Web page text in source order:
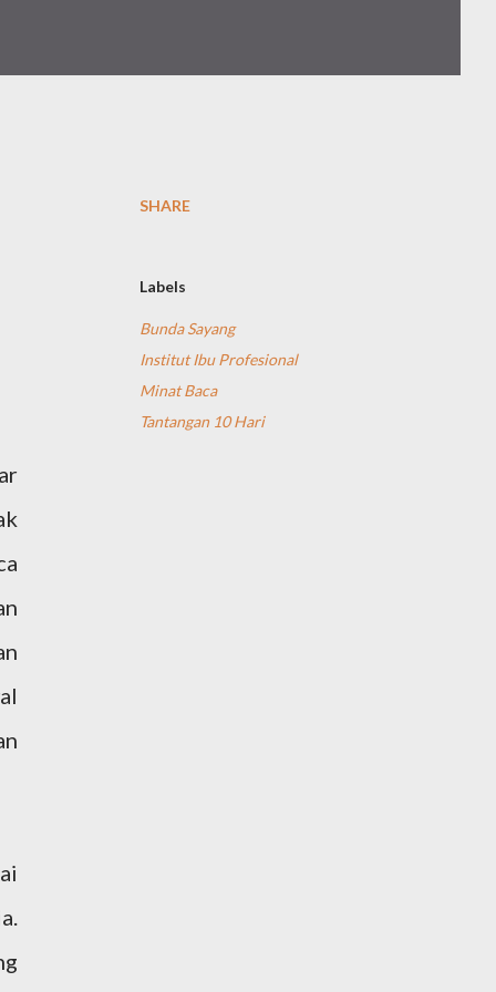
SHARE
Labels
Bunda Sayang
Institut Ibu Profesional
Minat Baca
Tantangan 10 Hari